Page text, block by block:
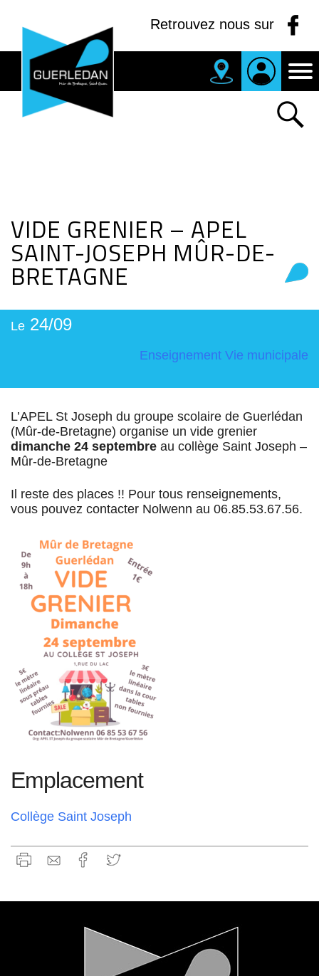
Retrouvez nous sur
VIDE GRENIER – APEL
SAINT-JOSEPH MÛR-DE-
BRETAGNE
Le 24/09
Enseignement Vie municipale
L’APEL St Joseph du groupe scolaire de Guerlédan
(Mûr-de-Bretagne) organise un vide grenier
dimanche 24 septembre au collège Saint Joseph –
Mûr-de-Bretagne
Il reste des places !! Pour tous renseignements,
vous pouvez contacter Nolwenn au 06.85.53.67.56.
Emplacement
Collège Saint Joseph